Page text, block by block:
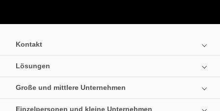
Kontakt
Lösungen
Große und mittlere Unternehmen
Einzelpersonen und kleine Unternehmen